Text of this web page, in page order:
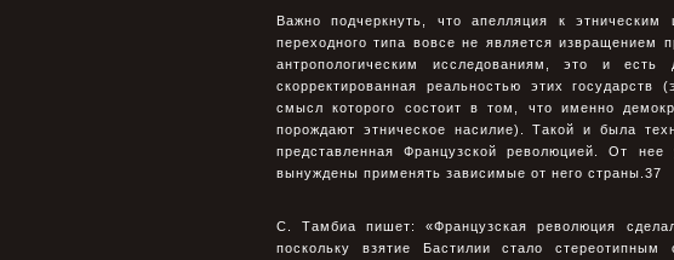
Важно подчеркнуть, что апелляция к
переходного типа вовсе не является извращением
антропологическим исследованиям, это и есть
скорректированная реальностью этих государств
смысл которого состоит в том, что именно
порождают этническое насилие). Такой и была
представленная Французской революцией. От
вынуждены применять зависимые от него страны.37
С. Тамбиа пишет: «Французская революция
поскольку взятие Бастилии стало